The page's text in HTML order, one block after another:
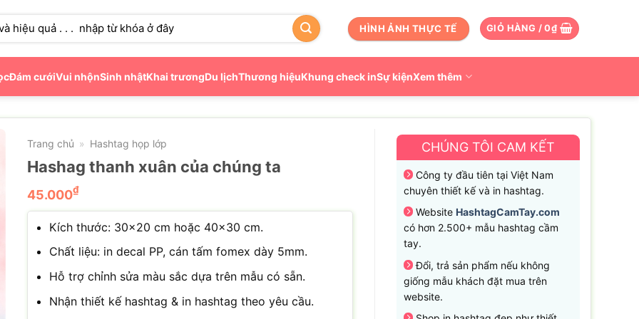
HÌNH ẢNH THỰC TẾ GIỎ HÀNG /0₫
Đám cướiVui nhộnSinh nhậtKhai trươngDu lịchThương hiệuKhung check inSự kiệnXem thêm
Trang chủ » Hashtag họp lớp
Hashag thanh xuân của chúng ta
45.000₫
Kích thước: 30×20 cm hoặc 40×30 cm.
Chất liệu: in decal PP, cán tấm fomex dày 5mm.
Hỗ trợ chỉnh sửa màu sắc dựa trên mẫu có sẵn.
Nhận thiết kế hashtag & in hashtag theo yêu cầu.
CHÚNG TÔI CAM KẾT
Công ty đầu tiên tại Việt Nam
chuyên thiết kế và in hashtag.
Website HashtagCamTay.com
có hơn 2.500+ mẫu hashtag cầm
tay.
Đổi, trả sản phẩm nếu không
giống mẫu khách đặt mua trên
website.